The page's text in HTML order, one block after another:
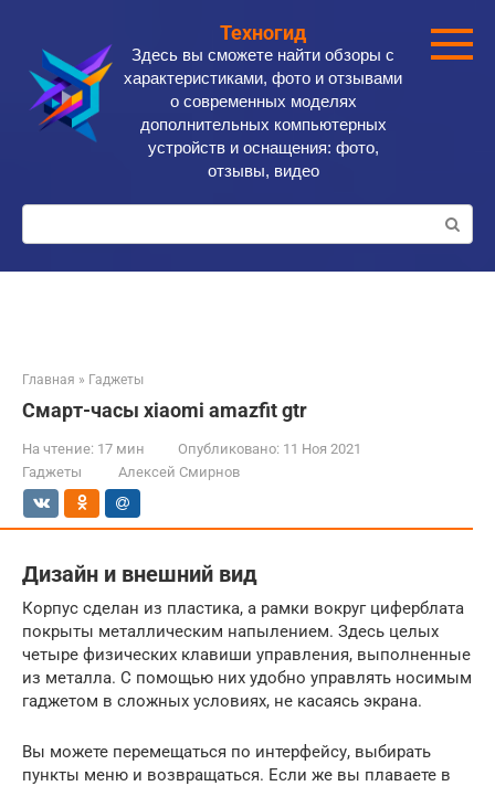
контенту
Техногид
Здесь вы сможете найти обзоры с
характеристиками, фото и отзывами
о современных моделях
дополнительных компьютерных
устройств и оснащения: фото,
отзывы, видео
Поиск:
Главная » Гаджеты
Смарт-часы xiaomi amazfit gtr
На чтение: 17 мин Опубликовано: 11 Ноя 2021
Гаджеты
Алексей Смирнов
Дизайн и внешний вид
Корпус сделан из пластика, а рамки вокруг циферблата
покрыты металлическим напылением. Здесь целых
четыре физических клавиши управления, выполненные
из металла. С помощью них удобно управлять носимым
гаджетом в сложных условиях, не касаясь экрана.
Вы можете перемещаться по интерфейсу, выбирать
пункты меню и возвращаться. Если же вы плаваете в